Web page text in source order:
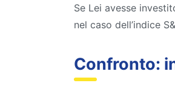
Se Lei avesse
nel caso dell’indice
Confronto: